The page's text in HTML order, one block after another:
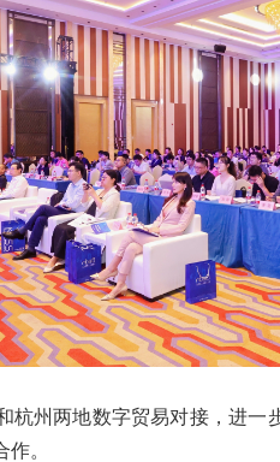
杭州两地数字贸易对接，进
。